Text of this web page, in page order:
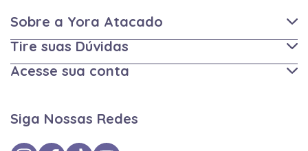
Sobre a Yora Atacado
Tire suas Dúvidas
Acesse sua conta
Siga Nossas Redes